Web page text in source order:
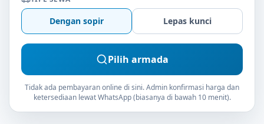
Dengan sopir Lepas kunci
Pilih armada
Tidak ada pembayaran online di sini. Admin konfirmasi harga dan
ketersediaan lewat WhatsApp (biasanya di bawah 10 menit).